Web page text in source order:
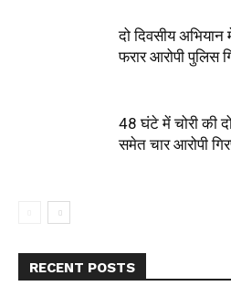
दो दिवसीय
फरार आरोपी पुलिस
48 घंटे में चोरी की
समेत चार आरोपी
RECENT POSTS